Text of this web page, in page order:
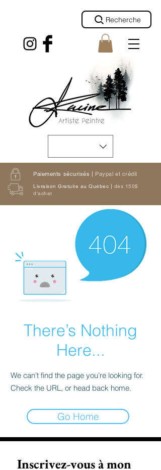
Paiements sécurisés | Paypal et crédit
Livraison Gratuite au Québec | dès 150$
d'achat
Recherche
There’s Nothing
Here...
We can’t find the page you’re looking for.
Check the URL, or head back home.
Go Home
Inscrivez-vous à mon